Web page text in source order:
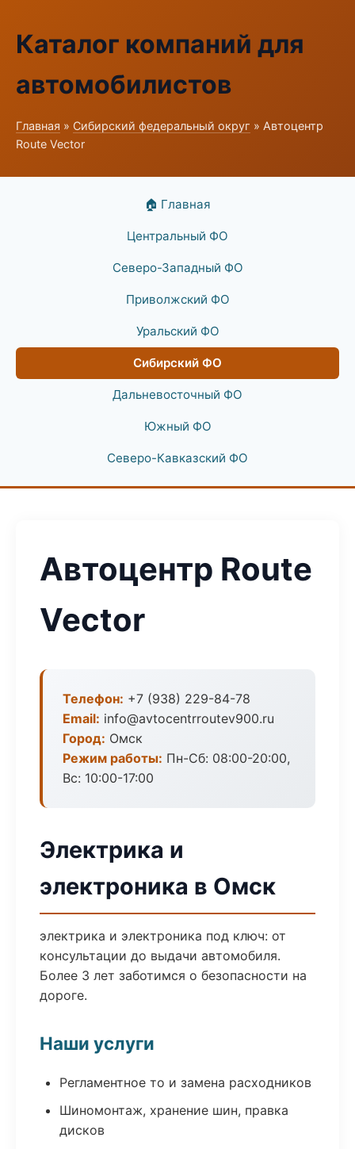
Каталог компаний для
автомобилистов
Главная » Сибирский федеральный округ » Автоцентр
Route Vector
🏠 Главная
Центральный ФО
Северо-Западный ФО
Приволжский ФО
Уральский ФО
Сибирский ФО
Дальневосточный ФО
Южный ФО
Северо-Кавказский ФО
Автоцентр Route
Vector
Телефон: +7 (938) 229-84-78
Email: info@avtocentrroutev900.ru
Город: Омск
Режим работы: Пн-Сб: 08:00-20:00,
Вс: 10:00-17:00
Электрика и
электроника в Омск
электрика и электроника под ключ: от
консультации до выдачи автомобиля.
Более 3 лет заботимся о безопасности на
дороге.
Наши услуги
Регламентное то и замена расходников
Шиномонтаж, хранение шин, правка
дисков